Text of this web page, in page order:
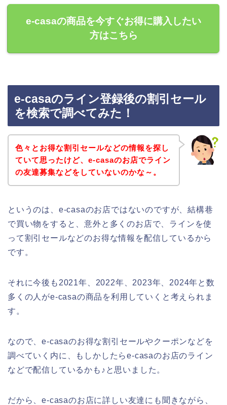
e-casaの商品を今すぐお得に購入したい
方はこちら
e-casaのライン登録後の割引セール
を検索で調べてみた！
色々とお得な割引セールなどの情報を探し
ていて思ったけど、e-casaのお店でライン
の友達募集などをしていないのかな～。
というのは、e-casaのお店ではないのですが、結構巷
で買い物をすると、意外と多くのお店で、ラインを使
って割引セールなどのお得な情報を配信しているから
です。
それに今後も2021年、2022年、2023年、2024年と数
多くの人がe-casaの商品を利用していくと考えられま
す。
なので、e-casaのお得な割引セールやクーポンなどを
調べていく内に、もしかしたらe-casaのお店のライン
などで配信しているかも♪と思いました。
だから、e-casaのお店に詳しい友達にも聞きながら、